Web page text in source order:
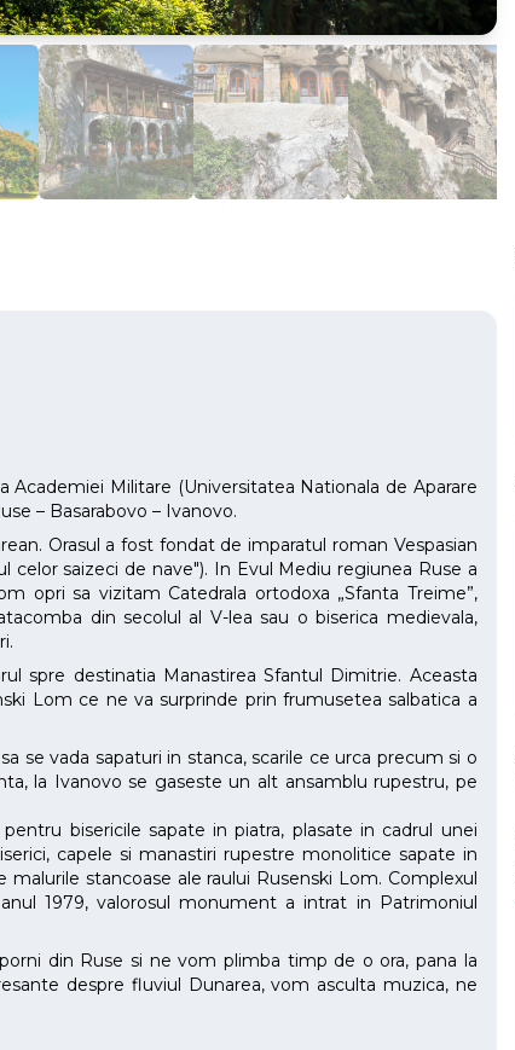
Academiei Militare (Universitatea Nationala de Aparare
– Basarabovo – Ivanovo.
Orasul a fost fondat de imparatul roman Vespasian
celor saizeci de nave"). In Evul Mediu regiunea Ruse a
opri sa vizitam Catedrala ortodoxa „Sfanta Treime”,
din secolul al V-lea sau o biserica medievala,
spre destinatia Manastirea Sfantul Dimitrie. Aceasta
Lom ce ne va surprinde prin frumusetea salbatica a
se vada sapaturi in stanca, scarile ce urca precum si o
la Ivanovo se gaseste un alt ansamblu rupestru, pe
bisericile sapate in piatra, plasate in cadrul unei
capele si manastiri rupestre monolitice sapate in
stancoase ale raului Rusenski Lom. Complexul
1979, valorosul monument a intrat in Patrimoniul
din Ruse si ne vom plimba timp de o ora, pana la
despre fluviul Dunarea, vom asculta muzica, ne